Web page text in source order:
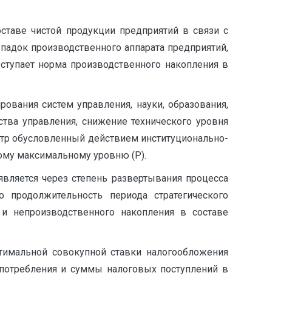
чистой продукции предприятий в связи с
производственного аппарата предприятий,
норма производственного накопления в
систем управления, науки, образования,
управления, снижение технического уровня
обусловленный действием институционально-
максимальному уровню (Р).
через степень развертывания процесса
периода стратегического
непроизводственного накопления в составе
совокупной ставки налогообложения
и суммы налоговых поступлений в